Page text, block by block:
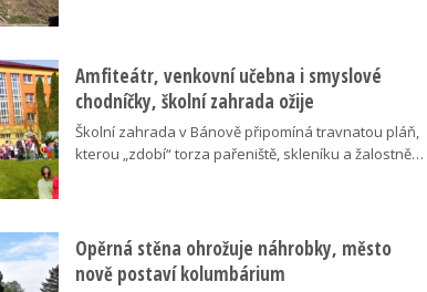
Amfiteátr, venkovní učebna i smyslové
chodníčky, školní zahrada ožije
Školní zahrada v Bánově připomíná travnatou pláň,
kterou „zdobí“ torza pařeniště, skleníku a žalostně…
Opěrná stěna ohrožuje náhrobky, město
nově postaví kolumbárium